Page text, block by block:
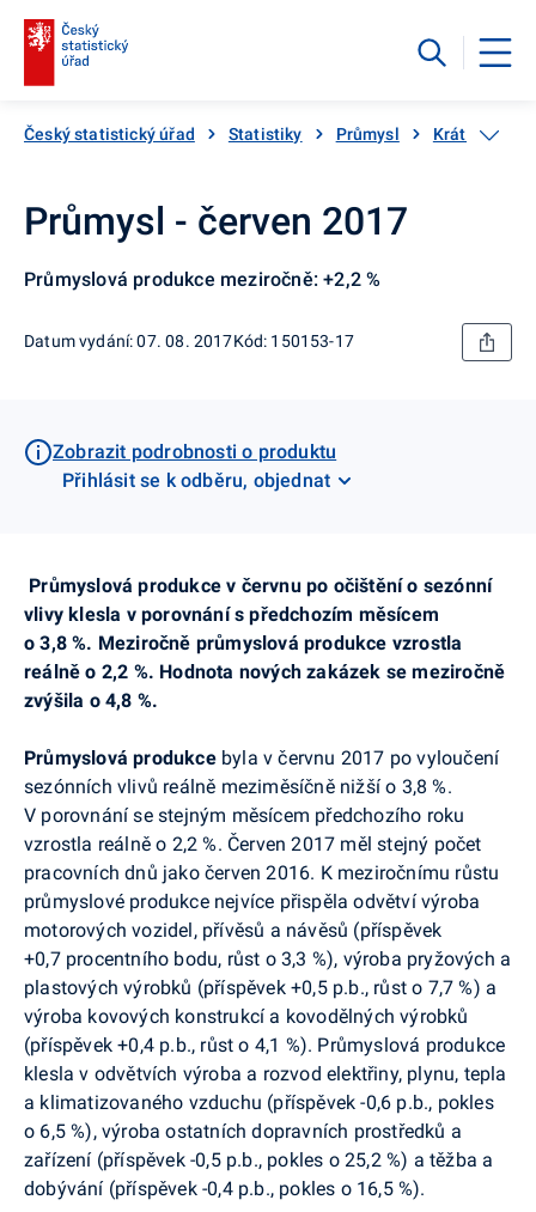
Český statistický úřad Statistiky Průmysl Krátkodobé
Průmysl - červen 2017
Průmyslová produkce meziročně: +2,2 %
Datum vydání: 07. 08. 2017Kód: 150153-17
Zobrazit podrobnosti o produktu
Přihlásit se k odběru, objednat
Průmyslová produkce v červnu po očištění o sezónní
vlivy klesla v porovnání s předchozím měsícem
o 3,8 %. Meziročně průmyslová produkce vzrostla
reálně o 2,2 %. Hodnota nových zakázek se meziročně
zvýšila o 4,8 %.
Průmyslová produkcebyla v červnu 2017 po vyloučení
sezónních vlivů reálně meziměsíčně nižší o 3,8 %.
V porovnání se stejným měsícem předchozího roku
vzrostla reálně o 2,2 %. Červen 2017 měl stejný počet
pracovních dnů jako červen 2016. K meziročnímu růstu
průmyslové produkce nejvíce přispěla odvětvívýroba
motorových vozidel, přívěsů a návěsů (příspěvek
+0,7 procentního bodu, růst o 3,3 %), výroba pryžových a
plastových výrobků (příspěvek +0,5 p.b., růst o 7,7 %) a
výroba kovových konstrukcí a kovodělných výrobků
(příspěvek +0,4 p.b., růst o 4,1 %). Průmyslová produkce
klesla v odvětvích výroba a rozvod elektřiny, plynu, tepla
a klimatizovaného vzduchu (příspěvek -0,6 p.b., pokles
o 6,5 %), výroba ostatních dopravních prostředků a
zařízení (příspěvek -0,5 p.b., pokles o 25,2 %) a těžba a
dobývání (příspěvek -0,4 p.b., pokles o 16,5 %).